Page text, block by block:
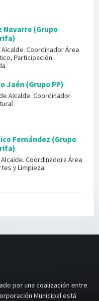
Navarro (Grupo
Coordinador Área
Participación
Jaén (Grupo PP)
Alcalde. Coordinador
Fernández (Grupo
Coordinadora Área
y Limpieza
por una coalización entre
Municipal está